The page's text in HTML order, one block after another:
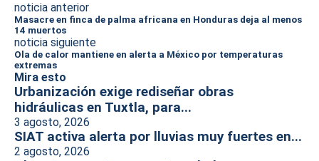
noticia anterior
Masacre en finca de palma africana en Honduras deja al menos
14 muertos
noticia siguiente
Ola de calor mantiene en alerta a México por temperaturas
extremas
Mira esto
Urbanización exige rediseñar obras
hidráulicas en Tuxtla, para...
3 agosto, 2026
SIAT activa alerta por lluvias muy fuertes en...
2 agosto, 2026